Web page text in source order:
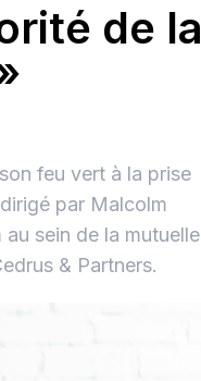
de la
feu vert à la prise
par Malcolm
sein de la mutuelle
& Partners.